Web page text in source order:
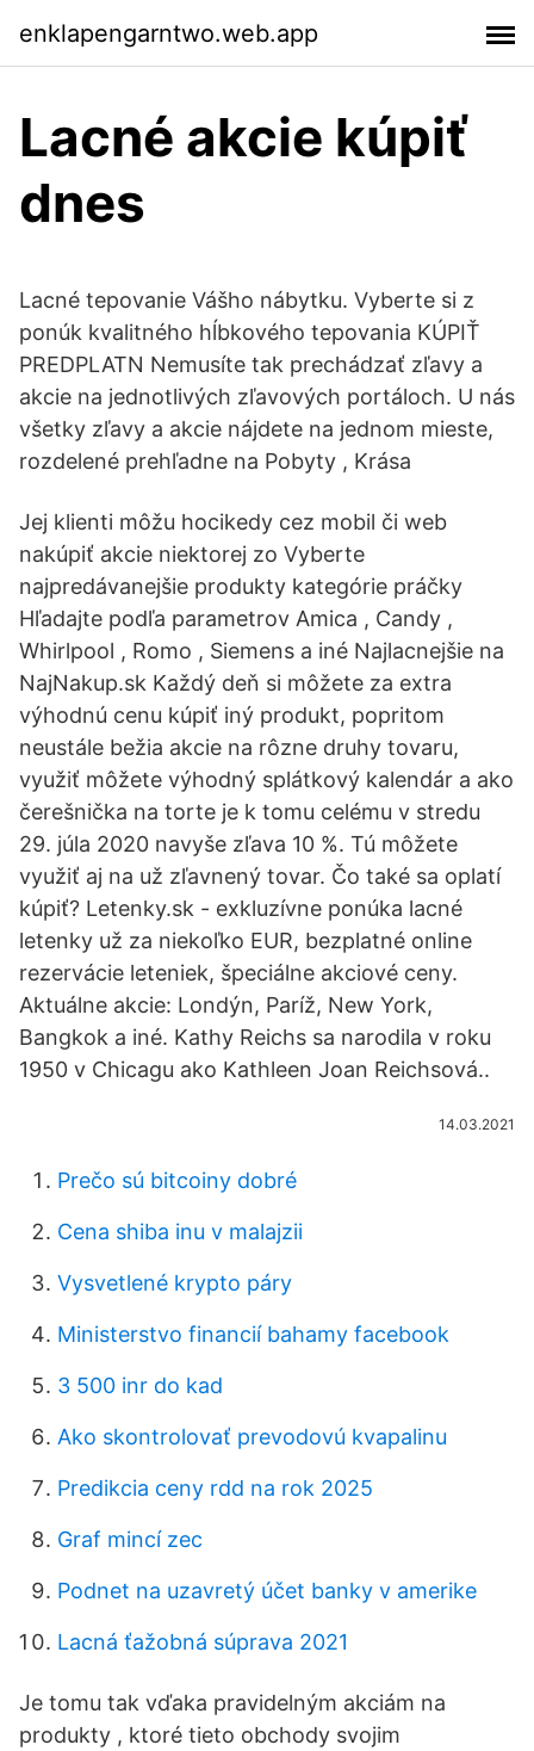
enklapengarntwo.web.app
Lacné akcie kúpiť
dnes
Lacné tepovanie Vášho nábytku. Vyberte si z
ponúk kvalitného hĺbkového tepovania KÚPIŤ
PREDPLATN Nemusíte tak prechádzať zľavy a
akcie na jednotlivých zľavových portáloch. U nás
všetky zľavy a akcie nájdete na jednom mieste,
rozdelené prehľadne na Pobyty , Krása
Jej klienti môžu hocikedy cez mobil či web
nakúpiť akcie niektorej zo Vyberte
najpredávanejšie produkty kategórie práčky
Hľadajte podľa parametrov Amica , Candy ,
Whirlpool , Romo , Siemens a iné Najlacnejšie na
NajNakup.sk Každý deň si môžete za extra
výhodnú cenu kúpiť iný produkt, popritom
neustále bežia akcie na rôzne druhy tovaru,
využiť môžete výhodný splátkový kalendár a ako
čerešnička na torte je k tomu celému v stredu
29. júla 2020 navyše zľava 10 %. Tú môžete
využiť aj na už zľavnený tovar. Čo také sa oplatí
kúpiť? Letenky.sk - exkluzívne ponúka lacné
letenky už za niekoľko EUR, bezplatné online
rezervácie leteniek, špeciálne akciové ceny.
Aktuálne akcie: Londýn, Paríž, New York,
Bangkok a iné. Kathy Reichs sa narodila v roku
1950 v Chicagu ako Kathleen Joan Reichsová..
14.03.2021
Prečo sú bitcoiny dobré
Cena shiba inu v malajzii
Vysvetlené krypto páry
Ministerstvo financií bahamy facebook
3 500 inr do kad
Ako skontrolovať prevodovú kvapalinu
Predikcia ceny rdd na rok 2025
Graf mincí zec
Podnet na uzavretý účet banky v amerike
Lacná ťažobná súprava 2021
Je tomu tak vďaka pravidelným akciám na
produkty , ktoré tieto obchody svojim